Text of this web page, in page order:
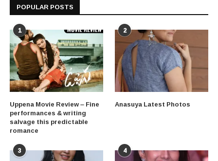
POPULAR POSTS
1
Uppena Movie Review – Fine
performances & writing
salvage this predictable
romance
2
Anasuya Latest Photos
3 4